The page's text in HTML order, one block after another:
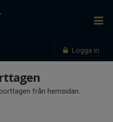
Logga in
från hemsidan.